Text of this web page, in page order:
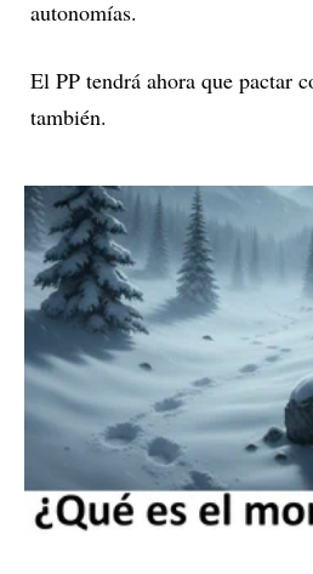
autonomías.
El PP tendrá ahora que pactar
también.